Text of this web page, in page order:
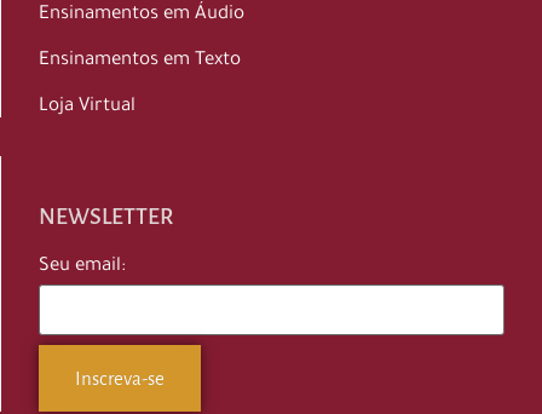
Ensinamentos em Áudio
Ensinamentos em Texto
Loja Virtual
NEWSLETTER
Seu email: